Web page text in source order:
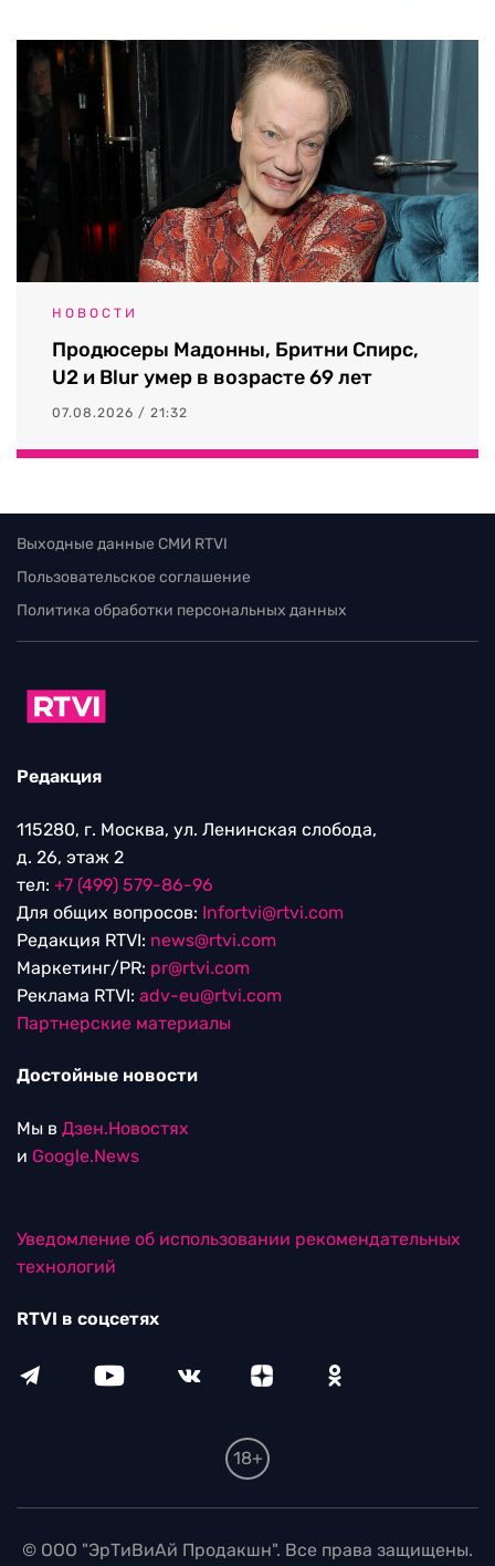
НОВОСТИ
Продюсеры Мадонны, Бритни Спирс,
U2 и Blur умер в возрасте 69 лет
07.08.2026 / 21:32
Выходные данные СМИ RTVI
Пользовательское соглашение
Политика обработки персональных данных
Редакция
115280, г. Москва, ул. Ленинская слобода,
д. 26, этаж 2
тел: +7 (499) 579-86-96
Для общих вопросов: Infortvi@rtvi.com
Редакция RTVI: news@rtvi.com
Маркетинг/PR: pr@rtvi.com
Реклама RTVI: adv-eu@rtvi.com
Партнерские материалы
Достойные новости
Мы в Дзен.Новостях
и Google.News
Уведомление об использовании рекомендательных
технологий
RTVI в соцсетях
18+
© ООО "ЭрТиВиАй Продакшн". Все права защищены.